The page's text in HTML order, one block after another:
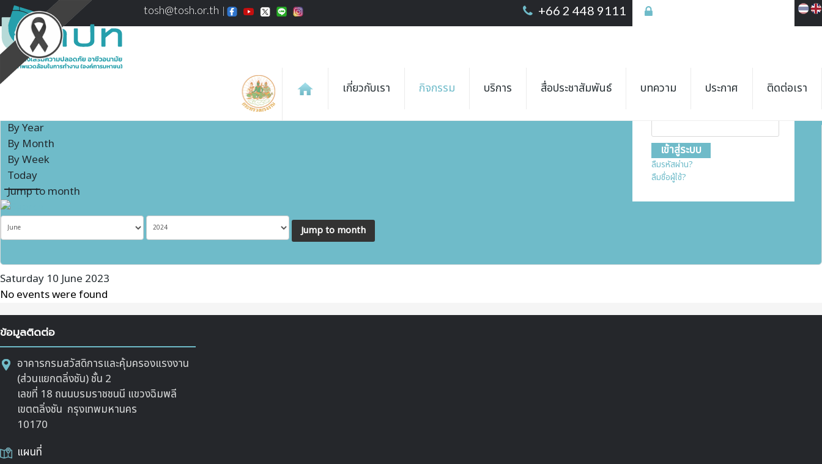
tosh@tosh.or.th +66 2 448 9111 เข้าสู่ระบบ
ลืมรหัสผ่าน?
ลืมชื่อผู้ใช้?
เกี่ยวกับเรา กิจกรรม บริการ สื่อประชาสัมพันธ์ บทความ ประกาศ ติดต่อเรา
Events Calendar
By Year
By Month
By Week
Today
Jump to month
Jump to month
Saturday 10 June 2023
No events were found
ข้อมูลติดต่อ
อาคารกรมสวัสดิการและคุ้มครองแรงงาน
(ส่วนแยกตลิ่งชัน) ชั้น 2
เลขที่ 18 ถนนบรมราชชนนี แขวงฉิมพลี
เขตตลิ่งชัน กรุงเทพมหานคร
10170
แผนที่